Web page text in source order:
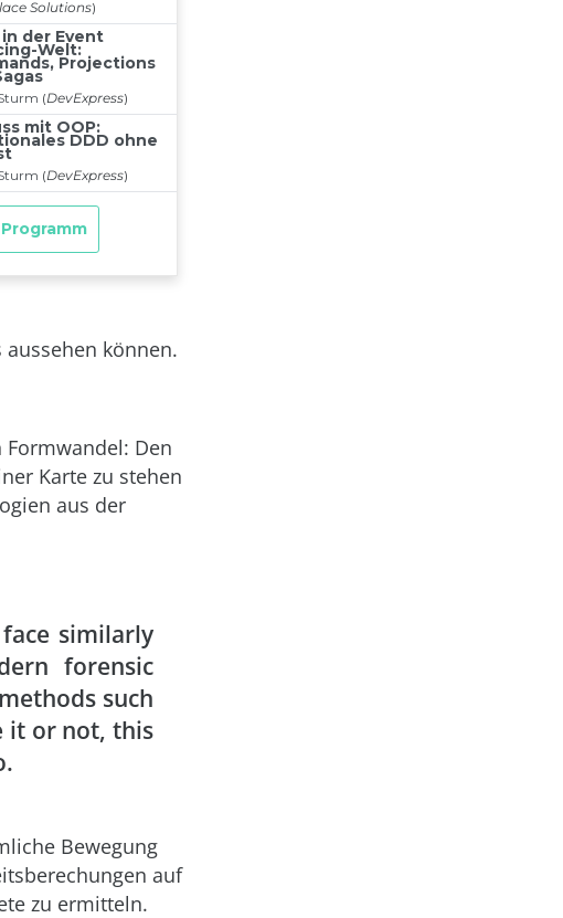
können.
Den
Karte zu stehen
aus der
similarly
forensic
such
it or not, this
Bewegung
auf
zu ermitteln.